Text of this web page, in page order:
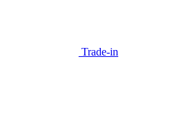
Trade-in